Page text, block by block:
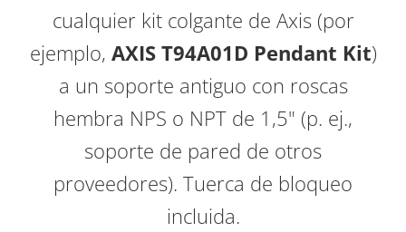
cualquier kit colgante de Axis (por
ejemplo, AXIS T94A01D Pendant Kit)
a un soporte antiguo con roscas
hembra NPS o NPT de 1,5" (p. ej.,
soporte de pared de otros
proveedores). Tuerca de bloqueo
incluida.